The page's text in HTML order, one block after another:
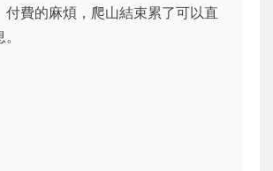
付費的麻煩，爬山結束累了可以直